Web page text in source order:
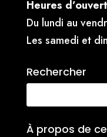
Heures
Du lundi au
Les samedi et
Rechercher
À propos de